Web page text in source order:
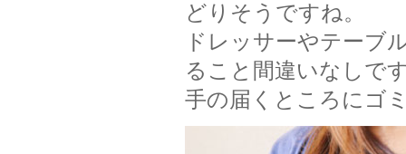
どりそうですね。
ドレッサーやテーブ
ること間違いなしで
手の届くところにゴ